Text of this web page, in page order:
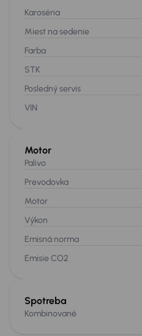
Karoséria
Miest na sedenie
Farba
STK
Posledný servis
VIN
Motor
Palivo
Prevodovka
Motor
Výkon
Emisná norma
Emisie CO2
Spotreba
Kombinované